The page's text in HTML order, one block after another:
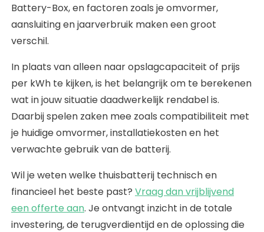
Battery-Box, en factoren zoals je omvormer,
aansluiting en jaarverbruik maken een groot
verschil.
In plaats van alleen naar opslagcapaciteit of prijs
per kWh te kijken, is het belangrijk om te berekenen
wat in jouw situatie daadwerkelijk rendabel is.
Daarbij spelen zaken mee zoals compatibiliteit met
je huidige omvormer, installatiekosten en het
verwachte gebruik van de batterij.
Wil je weten welke thuisbatterij technisch en
financieel het beste past? Vraag dan vrijblijvend
een offerte aan. Je ontvangt inzicht in de totale
investering, de terugverdientijd en de oplossing die